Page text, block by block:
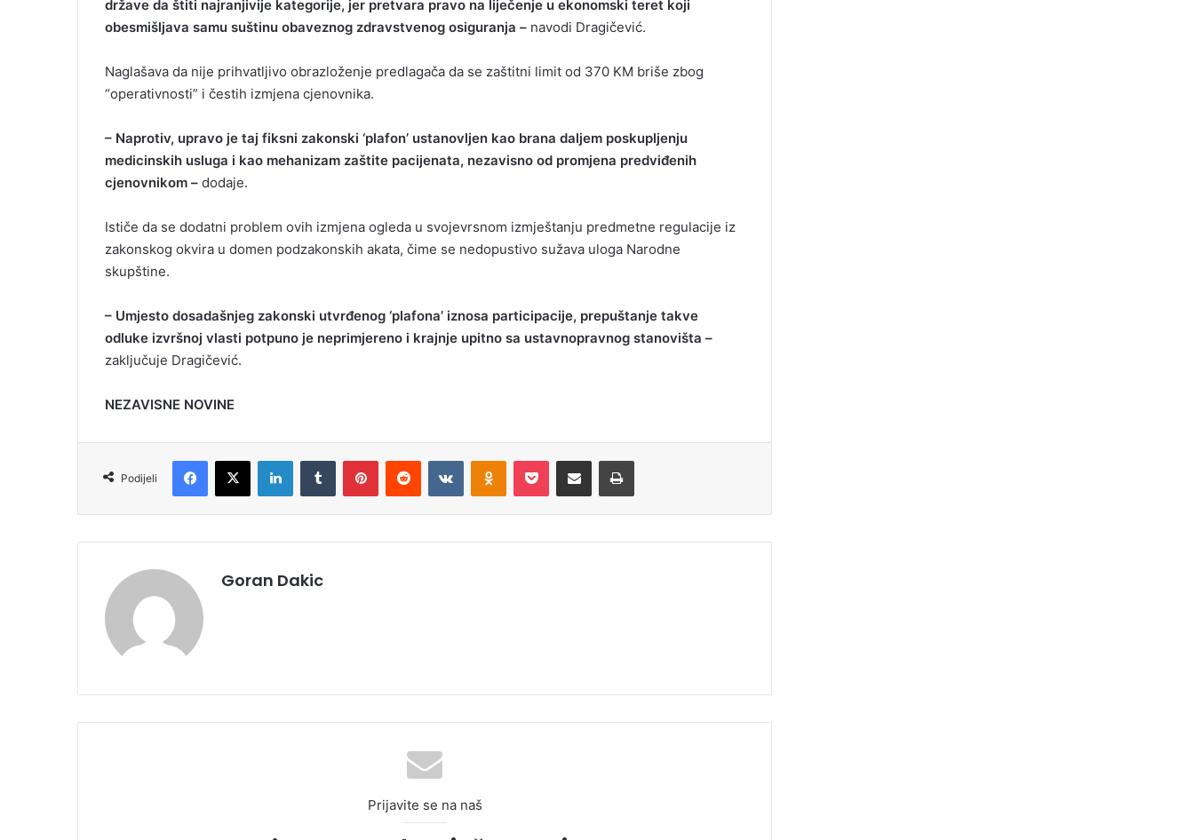
države da štiti najranjivije kategorije, jer pretvara pravo na liječenje u ekonomski teret koji
obesmišljava samu suštinu obaveznog zdravstvenog osiguranja – navodi Dragičević.
Naglašava da nije prihvatljivo obrazloženje predlagača da se zaštitni limit od 370 KM briše zbog
“operativnosti” i čestih izmjena cjenovnika.
– Naprotiv, upravo je taj fiksni zakonski ‘plafon’ ustanovljen kao brana daljem poskupljenju
medicinskih usluga i kao mehanizam zaštite pacijenata, nezavisno od promjena predviđenih
cjenovnikom – dodaje.
Ističe da se dodatni problem ovih izmjena ogleda u svojevrsnom izmještanju predmetne regulacije iz
zakonskog okvira u domen podzakonskih akata, čime se nedopustivo sužava uloga Narodne
skupštine.
– Umjesto dosadašnjeg zakonski utvrđenog ‘plafona’ iznosa participacije, prepuštanje takve
odluke izvršnoj vlasti potpuno je neprimjereno i krajnje upitno sa ustavnopravnog stanovišta –
zaključuje Dragičević.
NEZAVISNE NOVINE
Podijeli
Goran Dakic
Prijavite se na naš